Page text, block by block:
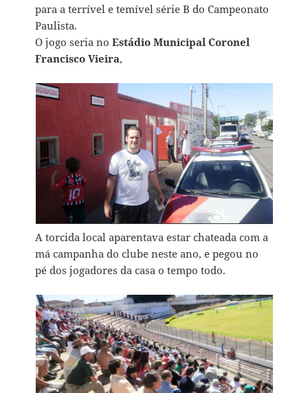
para a terrível e temível série B do Campeonato
Paulista.
O jogo seria noEstádio Municipal Coronel
Francisco Vieira,
A torcida local aparentava estar chateada com a
má campanha do clube neste ano, e pegou no
pé dos jogadores da casa o tempo todo.